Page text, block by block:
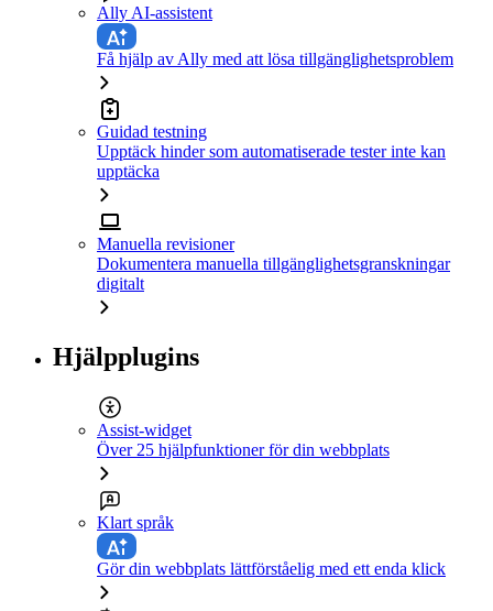
Ally AI-assistent
Få hjälp av Ally med att lösa tillgänglighetsproblem
Guidad testning
Upptäck hinder som automatiserade tester inte kan
upptäcka
Manuella revisioner
Dokumentera manuella tillgänglighetsgranskningar
digitalt
Hjälpplugins
Assist-widget
Över 25 hjälpfunktioner för din webbplats
Klart språk
Gör din webbplats lättförståelig med ett enda klick